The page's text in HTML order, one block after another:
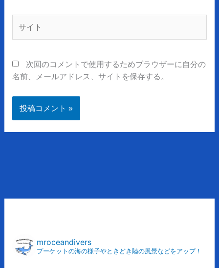
*
次回のコメントで使用するためブラウザーに自分の
名前、メールアドレス、サイトを保存する。
mroceandivers
プーケットの海の様子やときどき陸の風景などをアップ！
カ
イ